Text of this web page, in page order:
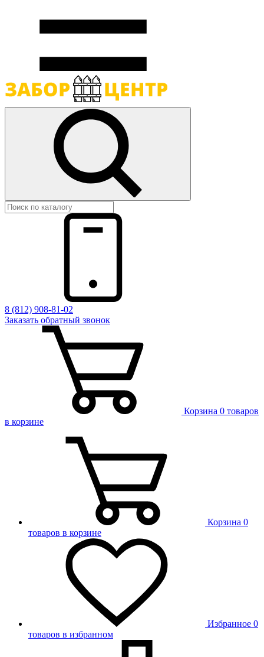
8 (812) 908-81-02
Заказать обратный звонок
Корзина 0 товаров
в корзине
Корзина 0
товаров в корзине
Избранное 0
товаров в избранном